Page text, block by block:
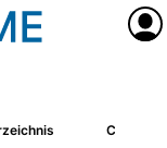
Cast/